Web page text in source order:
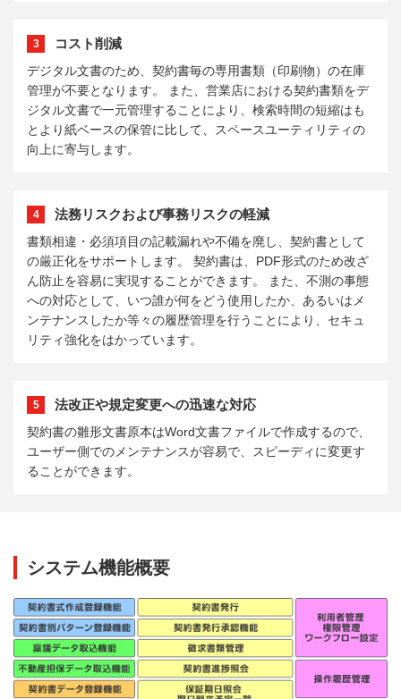
3 コスト削減
デジタル文書のため、契約書毎の専用書類（印刷物）の在庫
管理が不要となります。 また、営業店における契約書類をデ
ジタル文書で一元管理することにより、検索時間の短縮はも
とより紙ベースの保管に比して、スペースユーティリティの
向上に寄与します。
4 法務リスクおよび事務リスクの軽減
書類相違・必須項目の記載漏れや不備を廃し、契約書として
の厳正化をサポートします。 契約書は、PDF形式のため改ざ
ん防止を容易に実現することができます。 また、不測の事態
への対応として、いつ誰が何をどう使用したか、あるいはメ
ンテナンスしたか等々の履歴管理を行うことにより、セキュ
リティ強化をはかっています。
5 法改正や規定変更への迅速な対応
契約書の雛形文書原本はWord文書ファイルで作成するので、
ユーザー側でのメンテナンスが容易で、スピーディに変更す
ることができます。
システム機能概要